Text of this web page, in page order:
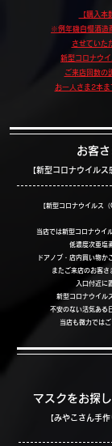
【購入本
※例年磯自慢酒造
させていた
新型コロナウ
ご来店回数の
お一人さま2本ま
マスクをお探
【みやこさん手
お客
【新型コロナウイル
【新型コロナウイルス
当店では新型コロナウイ
低濃度次亜塩
ドアノブ・店内買い物か
またご来店のお客
入口付近に
新型コロナウイル
不安のない活気ある
当店も微力では